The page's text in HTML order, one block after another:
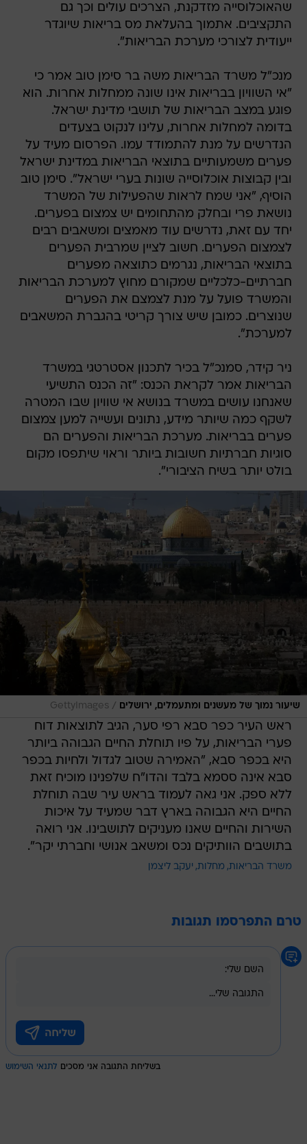
שהאוכלוסייה מזדקנת, הצרכים עולים וכך גם
התקציבים. אתמוך בהעלאת מס בריאות שיוגדר
ייעודית לצורכי מערכת הבריאות".
מנכ"ל משרד הבריאות משה בר סימן טוב אמר כי
"אי השוויון בבריאות אינו שונה ממחלות אחרות. הוא
פוגע במצב הבריאות של תושבי מדינת ישראל.
בדומה למחלות אחרות, עלינו לנקוט בצעדים
הנדרשים על מנת להתמודד עמו. הפרסום מעיד על
פערים משמעותיים בתוצאי הבריאות במדינת ישראל
ובין קבוצות אוכלוסייה שונות בערי ישראל". סימן טוב
הוסיף, "אני שמח לראות שהפעילות של המשרד
נושאת פרי ובחלק מהתחומים יש צמצום בפערים.
יחד עם זאת, נדרשים עוד מאמצים ומשאבים רבים
לצמצום הפערים. חשוב לציין שמרבית הפערים
בתוצאי הבריאות, נגרמים כתוצאה מפערים
חברתיים-כלכליים שמקורם מחוץ למערכת הבריאות
והמשרד פועל על מנת לצמצם את הפערים
שנוצרים. כמובן שיש צורך קריטי בהגברת המשאבים
למערכת".
ניר קידר, סמנכ"ל בכיר לתכנון אסטרטגי במשרד
הבריאות אמר לקראת הכנס: "זה הכנס התשיעי
שאנחנו עושים במשרד בנושא אי שוויון שבו המטרה
לשקף כמה שיותר מידע, נתונים ועשייה למען צמצום
פערים בבריאות. מערכת הבריאות והפערים הם
סוגיות חברתיות חשובות ביותר וראוי שיתפסו מקום
בולט יותר בשיח הציבורי".
שיעור נמוך של מעשנים ומתעמלים, ירושלים /
GettyImages
ראש העיר כפר סבא רפי סער, הגיב לתוצאות דוח
פערי הבריאות, על פיו תוחלת החיים הגבוהה ביותר
היא בכפר סבא, "האמירה שטוב לגדול ולחיות בכפר
סבא אינה ססמא בלבד והדו"ח שלפנינו מוכיח זאת
ללא ספק. אני גאה לעמוד בראש עיר שבה תוחלת
החיים היא הגבוהה בארץ דבר שמעיד על איכות
השירות והחיים שאנו מעניקים לתושבינו. אני רואה
בתושבים הוותיקים נכס ומשאב אנושי וחברתי יקר".
משרד הבריאות מחלות יעקב ליצמן
טרם התפרסמו תגובות
בשליחת התגובה אני מסכים לתנאי השימוש